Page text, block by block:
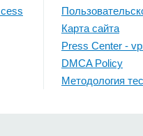
Карта сайта
Press Center -
DMCA Policy
Методология